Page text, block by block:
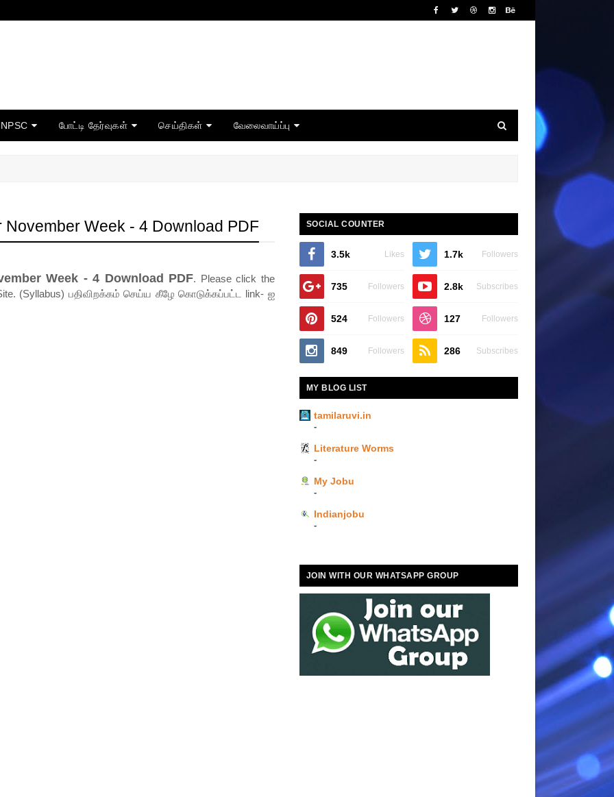
போட்டி தேர்வுகள் செய்திகள் வேலைவாய்ப்பு
Week - 4 Download PDF
Week - 4 Download PDF. Please click the
(Syllabus) பதிவிறக்கம் செய்ய கீழே கொடுக்கப்பட்ட link- ஐ
SOCIAL COUNTER
3.5k Likes 1.7k Followers
735 Followers 2.8k Subscribes
524 Followers 127 Followers
849 Followers 286 Subscribes
MY BLOG LIST
tamilaruvi.in
-
Literature Worms
-
My Jobu
-
Indianjobu
-
JOIN WITH OUR WHATSAPP GROUP